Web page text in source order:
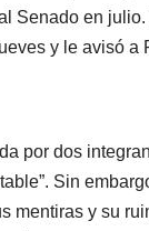
Senado en
y le avisó a
por dos
Sin
mentiras y su